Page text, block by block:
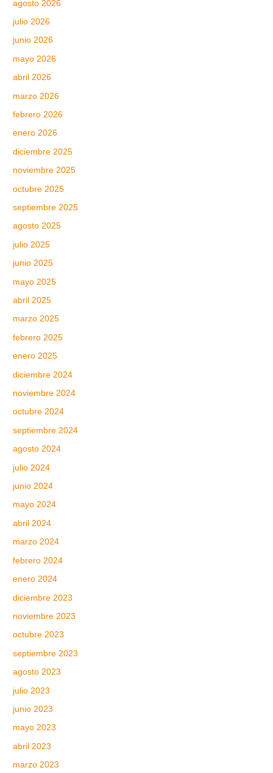
agosto 2026
julio 2026
junio 2026
mayo 2026
abril 2026
marzo 2026
febrero 2026
enero 2026
diciembre 2025
noviembre 2025
octubre 2025
septiembre 2025
agosto 2025
julio 2025
junio 2025
mayo 2025
abril 2025
marzo 2025
febrero 2025
enero 2025
diciembre 2024
noviembre 2024
octubre 2024
septiembre 2024
agosto 2024
julio 2024
junio 2024
mayo 2024
abril 2024
marzo 2024
febrero 2024
enero 2024
diciembre 2023
noviembre 2023
octubre 2023
septiembre 2023
agosto 2023
julio 2023
junio 2023
mayo 2023
abril 2023
marzo 2023